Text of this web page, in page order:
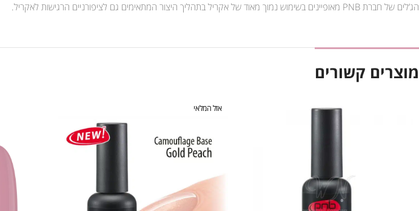
הג’לים של חברת PNB מאופיינים בשימוש נמוך מאוד של אקריל בתהליך היצור המתאימים גם לציפורניים הרגישות לאקריל.
מוצרים קשורים
אזל המלאי